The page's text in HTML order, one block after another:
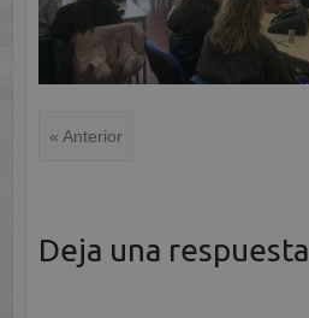
« Anterior
Deja una respuesta